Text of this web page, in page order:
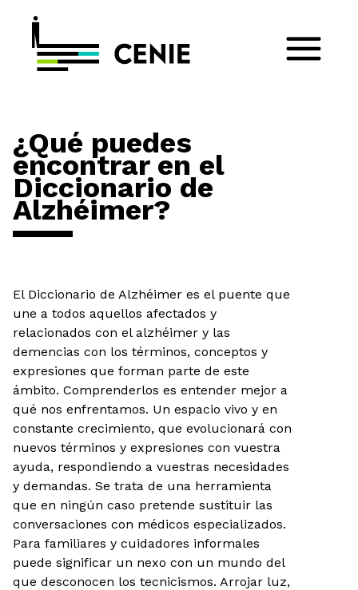
¿Qué puedes
encontrar en el
Diccionario de
Alzhéimer?
El Diccionario de Alzhéimer es el puente que
une a todos aquellos afectados y
relacionados con el alzhéimer y las
demencias con los términos, conceptos y
expresiones que forman parte de este
ámbito. Comprenderlos es entender mejor a
qué nos enfrentamos. Un espacio vivo y en
constante crecimiento, que evolucionará con
nuevos términos y expresiones con vuestra
ayuda, respondiendo a vuestras necesidades
y demandas. Se trata de una herramienta
que en ningún caso pretende sustituir las
conversaciones con médicos especializados.
Para familiares y cuidadores informales
puede significar un nexo con un mundo del
que desconocen los tecnicismos. Arrojar luz,